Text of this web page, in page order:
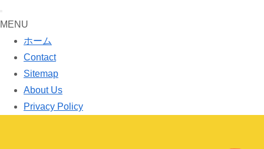
MENU
ホーム
Contact
Sitemap
About Us
Privacy Policy